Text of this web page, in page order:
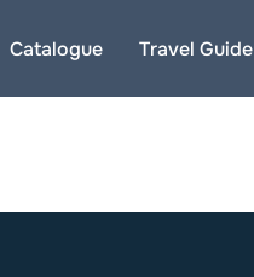
Catalogue Travel Guide